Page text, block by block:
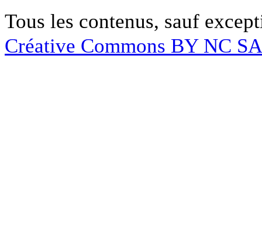
Tous les contenus, sauf
Créative Commons BY NC SA